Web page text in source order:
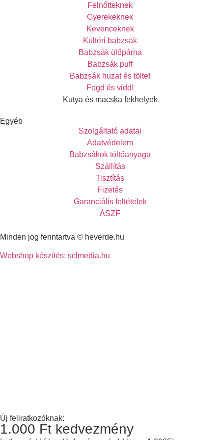
Felnőtteknek
Gyerekeknek
Kevenceknek
Kültéri babzsák
Babzsák ülőpárna
Babzsák puff
Babzsák huzat és töltet
Fogd és vidd!
Kutya és macska fekhelyek
Egyéb
Szolgáltató adatai
Adatvédelem
Babzsákok töltőanyaga
Szállítás
Tisztítás
Fizetés
Garanciális feltételek
ÁSZF
Minden jog fenntartva © heverde.hu
Webshop készítés: sclmedia.hu
Új feliratkozóknak:
1.000 Ft kedvezmény